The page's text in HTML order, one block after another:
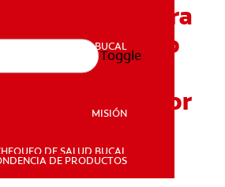
SALUD BUCAL
SALUD BUCAL
MISIÓN
DE SALUD BUCAL
DE PRODUCTOS
Toggle
remedios para
Cómo
pequeña o
superar el dolor